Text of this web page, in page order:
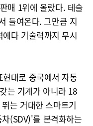
매 1위에 올랐다. 테슬
들여온다. 그만큼 지
다 기술력까지 무시
대로 중국에서 자동
는 기계가 아니라 18
는 거대한 스마트기
(SDV)'를 본격화하는